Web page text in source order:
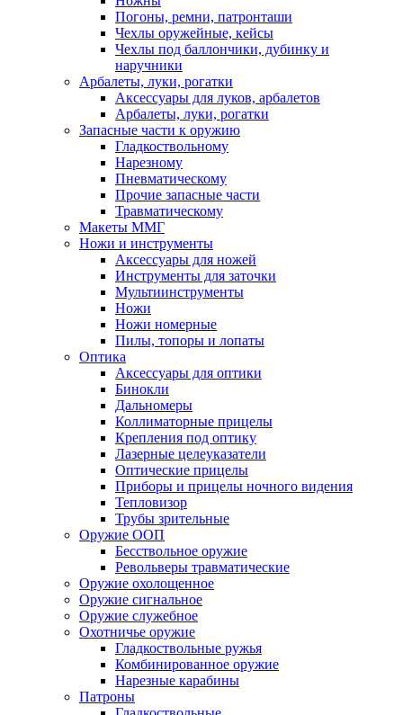
Погоны, ремни, патронташи
Чехлы оружейные, кейсы
Чехлы под баллончики, дубинку и
наручники
Арбалеты, луки, рогатки
Аксессуары для луков, арбалетов
Арбалеты, луки, рогатки
Запасные части к оружию
Гладкоствольному
Нарезному
Пневматическому
Прочие запасные части
Травматическому
Макеты ММГ
Ножи и инструменты
Аксессуары для ножей
Инструменты для заточки
Мультиинструменты
Ножи
Ножи номерные
Пилы, топоры и лопаты
Оптика
Аксессуары для оптики
Бинокли
Дальномеры
Коллиматорные прицелы
Крепления под оптику
Лазерные целеуказатели
Оптические прицелы
Приборы и прицелы ночного видения
Тепловизор
Трубы зрительные
Оружие ООП
Бесствольное оружие
Револьверы травматические
Оружие охолощенное
Оружие сигнальное
Оружие служебное
Охотничье оружие
Гладкоствольные ружья
Комбинированное оружие
Нарезные карабины
Патроны